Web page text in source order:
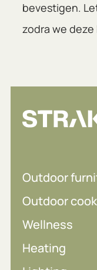
bevestigen.
zodra we
Outdoor
Outdoor
Wellness
Heating